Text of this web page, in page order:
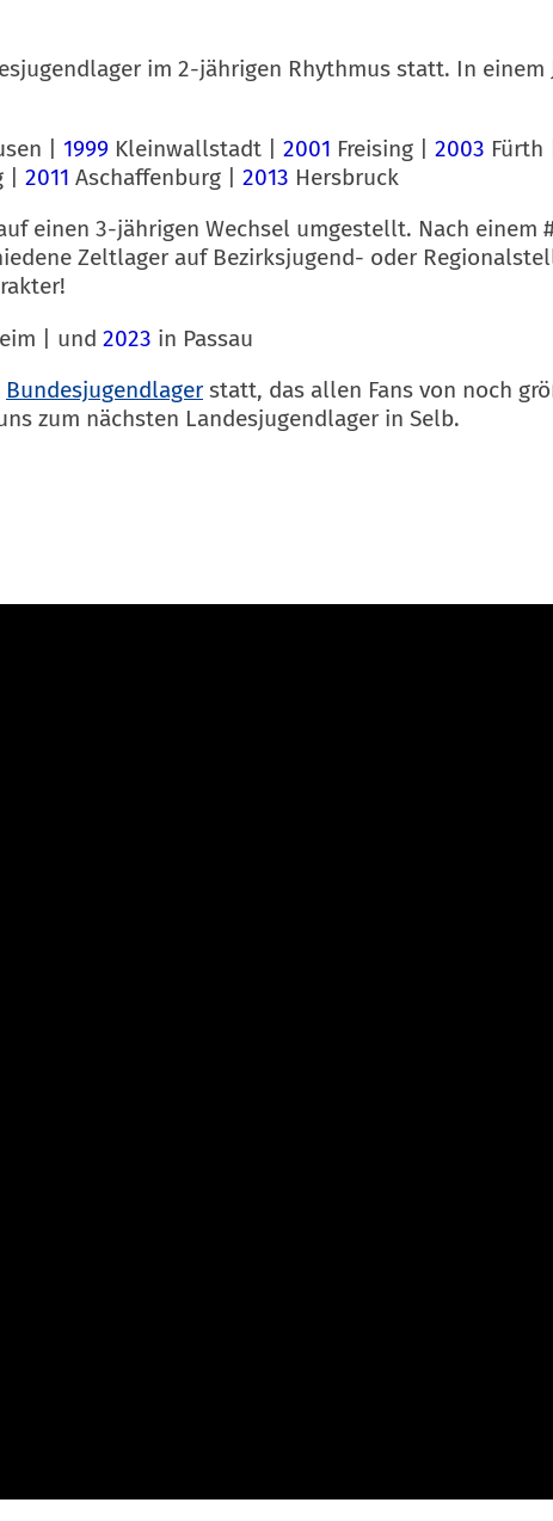
im 2-jährigen Rhythmus statt. In
| 1999 Kleinwallstadt | 2001 Freising | 2003 Fürth |
| 2011 Aschaffenburg | 2013 Hersbruck
einen 3-jährigen Wechsel umgestellt. Nach
Zeltlager auf Bezirksjugend- oder
| und 2023 in Passau
Bundesjugendlagerstatt, das allen Fans von noch
zum nächsten Landesjugendlager in Selb.